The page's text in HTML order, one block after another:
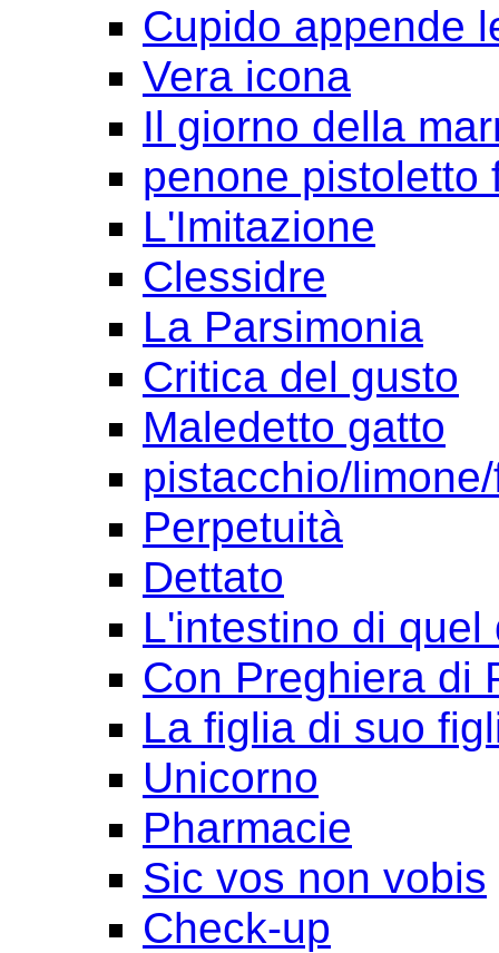
Cupido appende
Vera icona
Il giorno della
penone pistoletto
L'Imitazione
Clessidre
La Parsimonia
Critica del gusto
Maledetto gatto
pistacchio/
Perpetuità
Dettato
L'intestino di
Con Preghiera di
La figlia di suo
Unicorno
Pharmacie
Sic vos non vobis
Check-up